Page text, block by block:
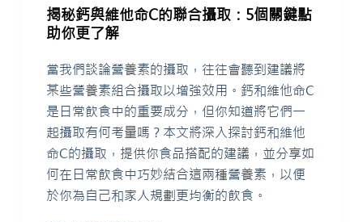
揭秘鈣與維他命C的聯合攝取：5個關鍵點
助你更了解
當我們談論營養素的攝取，往往會聽到建議將
某些營養素組合攝取以增強效用。鈣和維他命C
是日常飲食中的重要成分，但你知道將它們一
起攝取有何考量嗎？本文將深入探討鈣和維他
命C的攝取，提供你食品搭配的建議，並分享如
何在日常飲食中巧妙結合這兩種營養素，以便
於你為自己和家人規劃更均衡的飲食。